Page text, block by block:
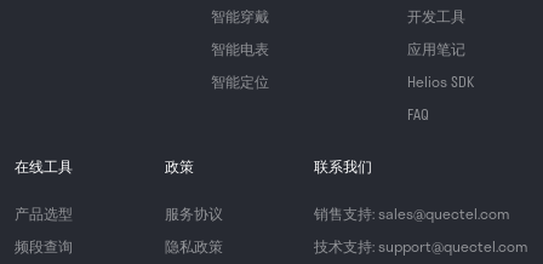
智能穿戴
智能电表
智能定位
开发工具
应用笔记
Helios SDK
FAQ
在线工具
产品选型
频段查询
政策
服务协议
隐私政策
联系我们
销售支持: sales@quectel.com
技术支持: support@quectel.com